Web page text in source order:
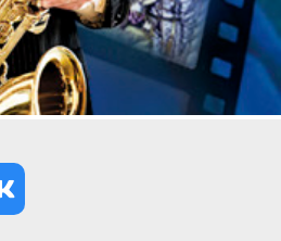
shade of pale
Madonna